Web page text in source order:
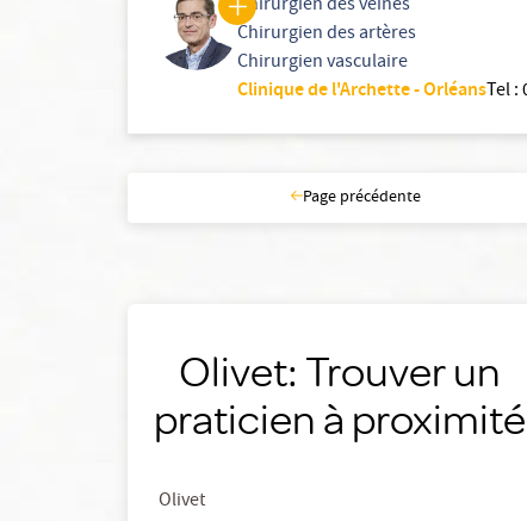
Chirurgien des veines
Chirurgien des artères
Chirurgien vasculaire
Clinique de l'Archette - OrléansTel:
Page précédente
Olivet: Trouver un
praticien à proximité
Olivet